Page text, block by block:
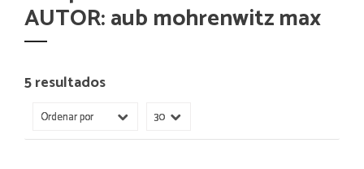
AUTOR: aub mohrenwitz max
5 resultados